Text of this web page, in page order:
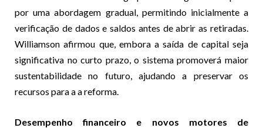
por uma abordagem gradual, permitindo inicialmente a
verificação de dados e saldos antes de abrir as retiradas.
Williamson afirmou que, embora a saída de capital seja
significativa no curto prazo, o sistema promoverá maior
sustentabilidade no futuro, ajudando a preservar os
recursos para a a reforma.
Desempenho financeiro e novos motores de